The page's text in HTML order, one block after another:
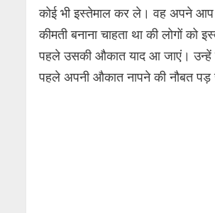
कोई भी इस्तेमाल कर ले। वह अपने आप
कीमती बनाना चाहता था की लोगों को
पहले उसकी औकात याद आ जाएं। उन्हें
पहले अपनी औकात नापने की नौबत पड़